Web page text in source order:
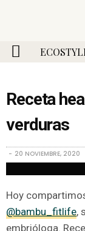
Receta
verduras
20 NOVIEMBRE, 2020
Hoy
@bambu_fitlife,
embrióloga.